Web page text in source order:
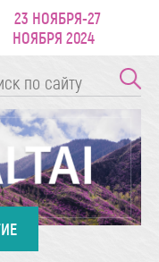
23 НОЯБРЯ-27
НОЯБРЯ 2024